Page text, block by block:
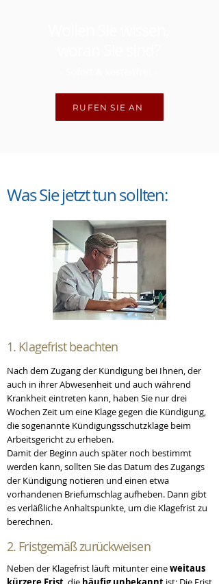
RUFEN SIE AN
Was Siejetzttun sollten:
1. Klagefrist beachten
Nach dem Zugang der Kündigung bei Ihnen, der
auch in ihrer Abwesenheit und auch während
Krankheit eintreten kann, haben Sie nur drei
Wochen Zeit um eine Klage gegen die Kündigung,
die sogenannte Kündigungsschutzklage beim
Arbeitsgericht zu erheben.
Damit der Beginn auch später noch bestimmt
werden kann, sollten Sie das Datum des Zugangs
der Kündigung notieren und einen etwa
vorhandenen Briefumschlag aufheben. Dann gibt
es verläßliche Anhaltspunkte, um die Klagefrist zu
berechnen.
2. Fristgemäß zurückweisen
Neben der Klagefrist läuft mitunter eineweitaus